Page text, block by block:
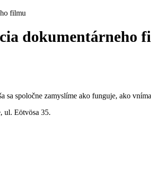
filmu
dokumentárneho
sa spoločne zamyslíme ako funguje, ako
ul. Eötvösa 35.